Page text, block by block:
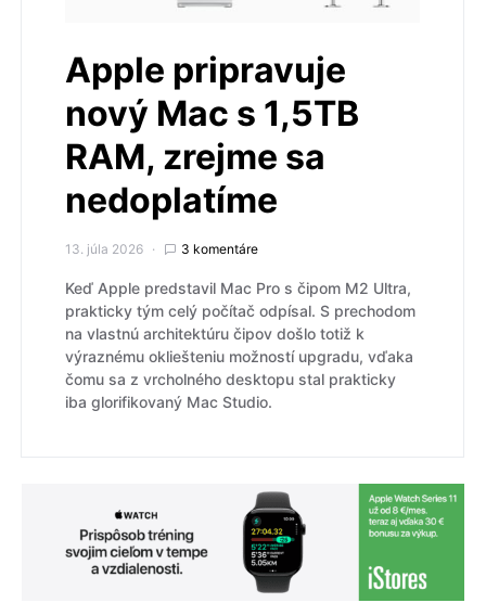
Apple pripravuje
nový Mac s 1,5TB
RAM, zrejme sa
nedoplatíme
13. júla 2026 3 komentáre
Keď Apple predstavil Mac Pro s čipom M2 Ultra,
prakticky tým celý počítač odpísal. S prechodom
na vlastnú architektúru čipov došlo totiž k
výraznému okliešteniu možností upgradu, vďaka
čomu sa z vrcholného desktopu stal prakticky
iba glorifikovaný Mac Studio.